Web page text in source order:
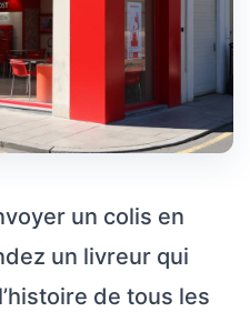
un colis en
un livreur qui
de tous les